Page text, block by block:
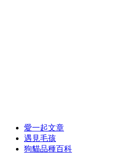
愛一起文章
遇見毛孩
狗貓品種百科